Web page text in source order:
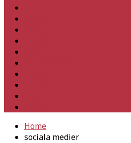
Home
sociala medier